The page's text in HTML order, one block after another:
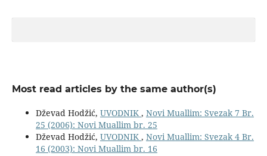
Most read articles by the same author(s)
Dževad Hodžić, UVODNIK , Novi Muallim: Svezak 7 Br.
25 (2006): Novi Muallim br. 25
Dževad Hodžić, UVODNIK , Novi Muallim: Svezak 4 Br.
16 (2003): Novi Muallim br. 16